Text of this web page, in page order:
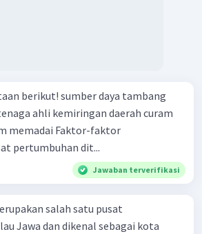
daya tambang
Faktor-faktor
pertumbuhan dit...
Jawaban terverifikasi
salah satu pusat
Jawa dan dikenal sebagai kota